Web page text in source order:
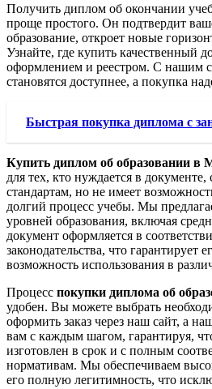
Получить диплом об окончании
проще простого. Он подтвердит
образование, откроет новые
Узнайте, где купить качественный
оформлением и реестром. С нашим
становятся доступнее, а покупка
Быстрая покупка диплома с
Купить диплом об образовании в
для тех, кто нуждается в
стандартам, но не имеет
долгий процесс учебы. Мы
уровней образования, включая
документ оформляется в
законодательства, что гарантирует
возможность использования в
Процесс покупки диплома об
удобен. Вы можете выбрать
оформить заказ через наш сайт, а
вам с каждым шагом, гарантируя,
изготовлен в срок и с полным
нормативам. Мы обеспечиваем
его полную легитимность, что